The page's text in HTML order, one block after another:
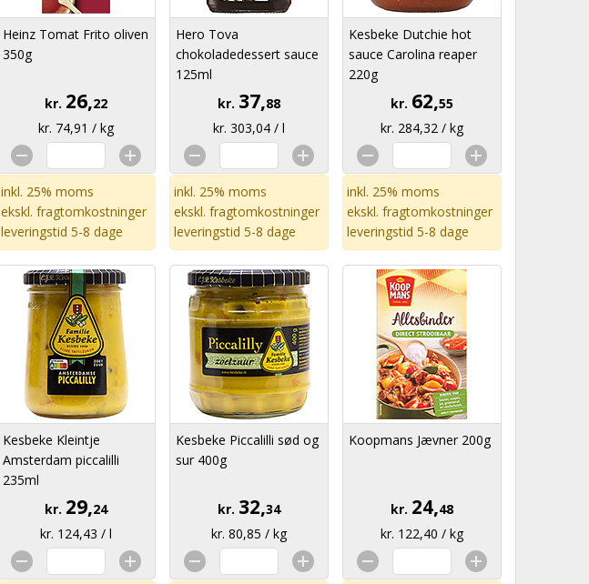
Heinz Tomat Frito oliven
350g
kr. 26,22
kr. 74,91 / kg
inkl. 25% moms
ekskl. fragtomkostninger
leveringstid 5-8 dage
Hero Tova
chokoladedessert sauce
125ml
kr. 37,88
kr. 303,04 / l
inkl. 25% moms
ekskl. fragtomkostninger
leveringstid 5-8 dage
Kesbeke Dutchie hot
sauce Carolina reaper
220g
kr. 62,55
kr. 284,32 / kg
inkl. 25% moms
ekskl. fragtomkostninger
leveringstid 5-8 dage
Kesbeke Kleintje
Amsterdam piccalilli
235ml
kr. 29,24
kr. 124,43 / l
Kesbeke Piccalilli sød og
sur 400g
kr. 32,34
kr. 80,85 / kg
Koopmans Jævner 200g
kr. 24,48
kr. 122,40 / kg